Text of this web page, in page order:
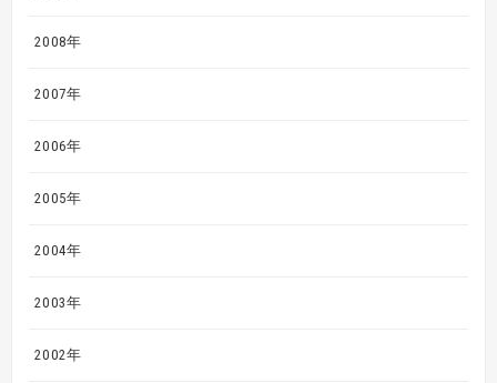
2008年
2007年
2006年
2005年
2004年
2003年
2002年